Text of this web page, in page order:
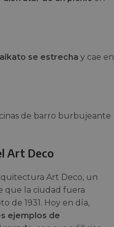
se estrecha y cae en
de barro burbujeante
Art Deco
Art Deco, un
que la ciudad fuera
de 1931. Hoy en día,
ejemplos de